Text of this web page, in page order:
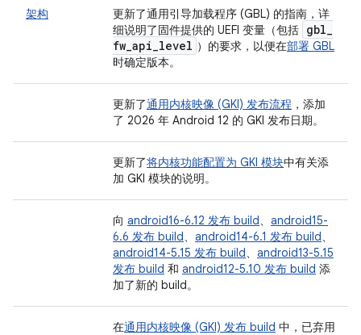
架构
更新了通用引导加载程序 (GBL) 的指南，详
细说明了固件提供的 UEFI 变量（包括 gbl_
fw_api_level ）的要求，以便在部署 GBL
时确定版本。
更新了通用内核映像 (GKI) 发布流程 ，添加
了 2026 年 Android 12 的 GKI 发布日期。
更新了将内核功能配置为 GKI 模块中有关添
加 GKI 模块的说明。
向 android16-6.12 发布 build、 android15-
6.6 发布 build、 android14-6.1 发布 build、
android14-5.15 发布 build、 android13-5.15
发布 build 和 android12-5.10 发布 build 添
加了新的 build。
在通用内核映像 (GKI) 发布 build 中，已弃用